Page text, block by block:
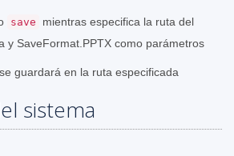
save
mientras especifica la ruta del
y SaveFormat.PPTX como parámetros
guardará en la ruta especificada
sistema